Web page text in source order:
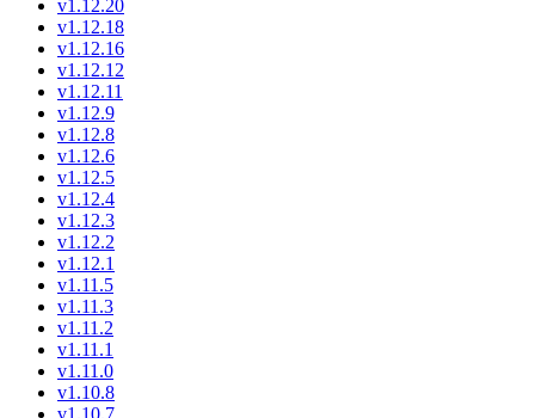
v1.12.20
v1.12.18
v1.12.16
v1.12.12
v1.12.11
v1.12.9
v1.12.8
v1.12.6
v1.12.5
v1.12.4
v1.12.3
v1.12.2
v1.12.1
v1.11.5
v1.11.3
v1.11.2
v1.11.1
v1.11.0
v1.10.8